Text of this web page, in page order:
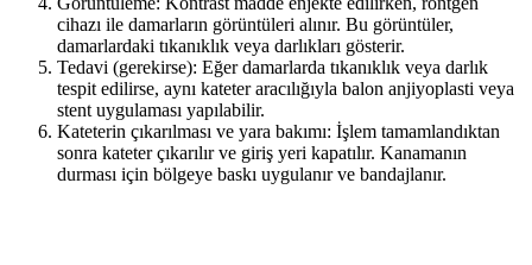
cihazı ile damarların görüntüleri alınır. Bu görüntüler,
damarlardaki tıkanıklık veya darlıkları gösterir.
Tedavi (gerekirse): Eğer damarlarda tıkanıklık veya darlık
tespit edilirse, aynı kateter aracılığıyla balon anjiyoplasti veya
stent uygulaması yapılabilir.
Kateterin çıkarılması ve yara bakımı: İşlem tamamlandıktan
sonra kateter çıkarılır ve giriş yeri kapatılır. Kanamanın
durması için bölgeye baskı uygulanır ve bandajlanır.